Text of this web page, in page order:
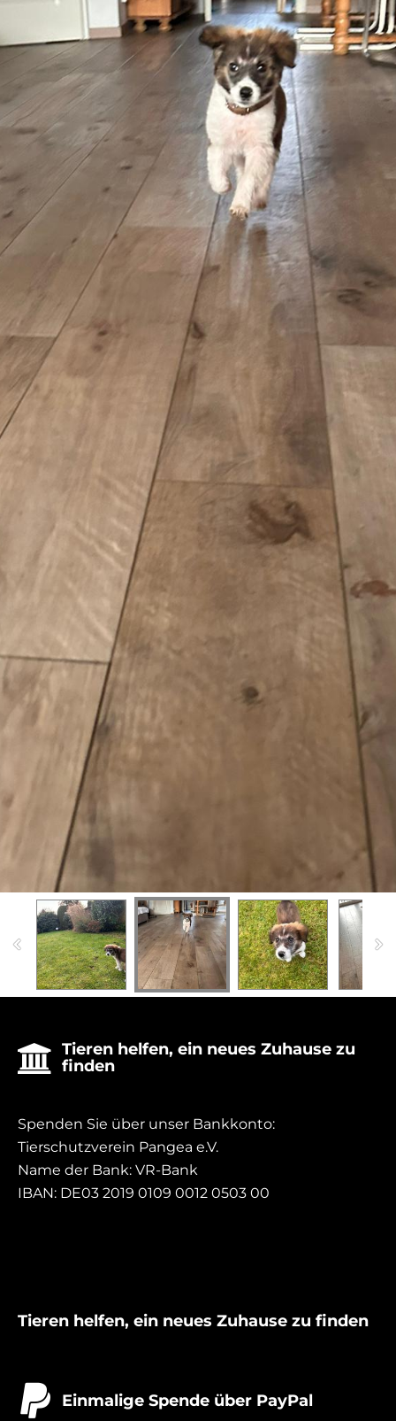
 Tieren helfen, ein neues Zuhause zu
finden
Spenden Sie über unser Bankkonto:
Tierschutzverein Pangea e.V.
Name der Bank: VR-Bank
IBAN: DE03 2019 0109 0012 0503 00
Tieren helfen, ein neues Zuhause zu finden
 Einmalige Spende über PayPal